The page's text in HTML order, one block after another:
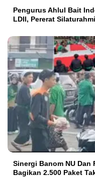
Pengurus Ahlul Bait
LDII, Pererat Silaturahmi
Sinergi Banom NU Dan
Bagikan 2.500 Paket